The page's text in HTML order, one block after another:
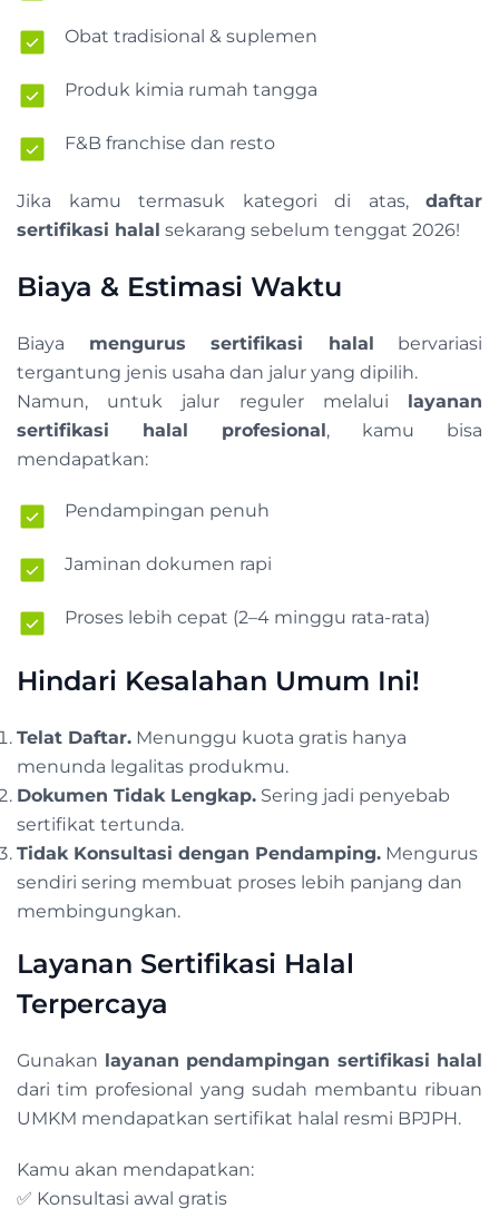
Obat tradisional & suplemen
Produk kimia rumah tangga
F&B franchise dan resto
Jika kamu termasuk kategori di atas, daftar
sertifikasi halal sekarang sebelum tenggat 2026!
Biaya & Estimasi Waktu
Biaya mengurus sertifikasi halal bervariasi
tergantung jenis usaha dan jalur yang dipilih.
Namun, untuk jalur reguler melalui layanan
sertifikasi halal profesional, kamu bisa
mendapatkan:
Pendampingan penuh
Jaminan dokumen rapi
Proses lebih cepat (2–4 minggu rata-rata)
Hindari Kesalahan Umum Ini!
Telat Daftar. Menunggu kuota gratis hanya
menunda legalitas produkmu.
Dokumen Tidak Lengkap. Sering jadi penyebab
sertifikat tertunda.
Tidak Konsultasi dengan Pendamping. Mengurus
sendiri sering membuat proses lebih panjang dan
membingungkan.
Layanan Sertifikasi Halal
Terpercaya
Gunakan layanan pendampingan sertifikasi halal
dari tim profesional yang sudah membantu ribuan
UMKM mendapatkan sertifikat halal resmi BPJPH.
Kamu akan mendapatkan:
✅ Konsultasi awal gratis